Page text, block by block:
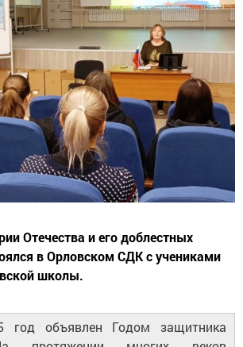
Отечества и его доблестных
в Орловском СДК с учениками
школы.
год объявлен Годом защитника